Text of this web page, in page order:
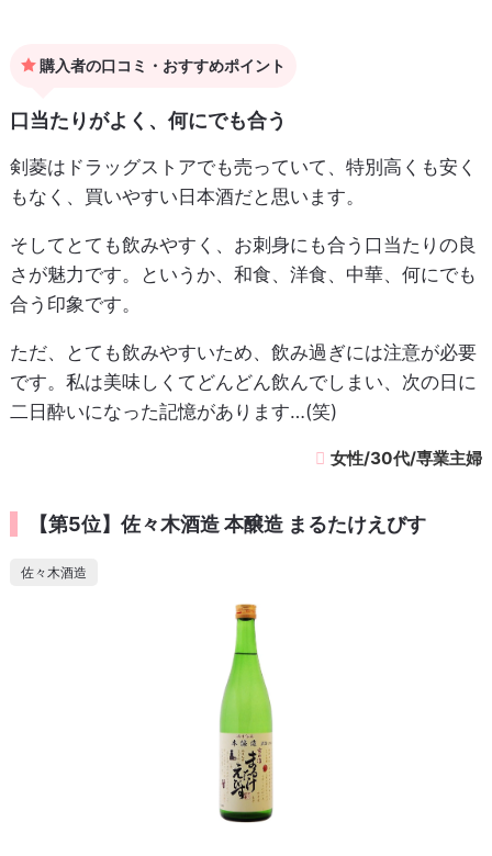
購入者の口コミ・おすすめポイント
口当たりがよく、何にでも合う
剣菱はドラッグストアでも売っていて、特別高くも安く
もなく、買いやすい日本酒だと思います。
そしてとても飲みやすく、お刺身にも合う口当たりの良
さが魅力です。というか、和食、洋食、中華、何にでも
合う印象です。
ただ、とても飲みやすいため、飲み過ぎには注意が必要
です。私は美味しくてどんどん飲んでしまい、次の日に
二日酔いになった記憶があります…(笑)
女性/30代/専業主婦
【第5位】佐々木酒造 本醸造 まるたけえびす
佐々木酒造